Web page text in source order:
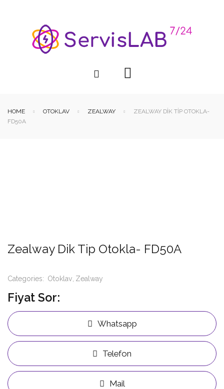
HOME OTOKLAV ZEALWAY
ZEALWAY DIK TIP OTOKLA-
FD50A
Zealway Dik Tip Otokla- FD50A
Categories: Otoklav Zealway
Fiyat Sor:
Whatsapp
Telefon
Mail